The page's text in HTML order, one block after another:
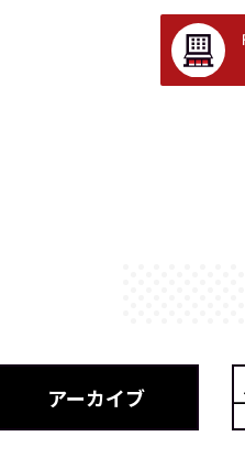
アーカイブ